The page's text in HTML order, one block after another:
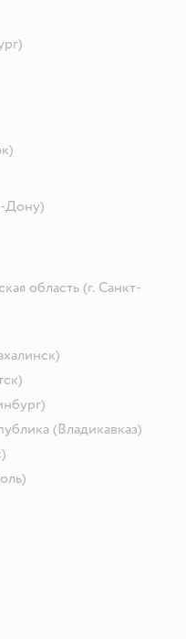
Дону)
область (г. Санкт-
(Владикавказ)